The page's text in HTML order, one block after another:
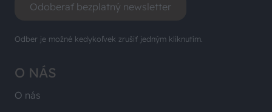
O NÁS
O nás
Odoberať bezplatný newsletter
Odber je možné kedykoľvek zrušiť jedným kliknutím.